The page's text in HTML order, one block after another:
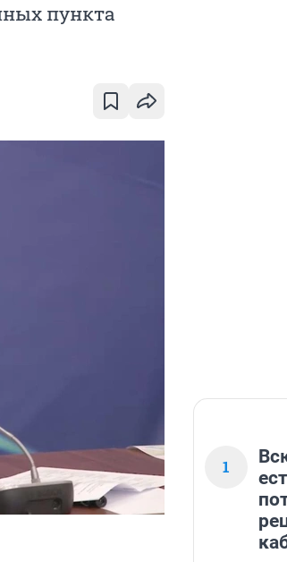
пункта
1